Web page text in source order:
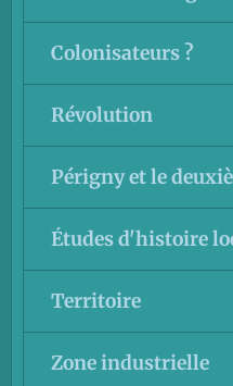
Colonisateurs ?
Révolution
Périgny et le
Études d'histoire
Territoire
Zone industrielle